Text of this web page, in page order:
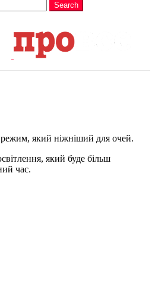
Search
який ніжніший для очей.
який буде більш
час.